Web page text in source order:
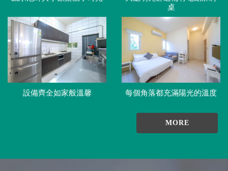
桌
設備齊全如家般溫馨 每個角落都充滿陽光的溫度
MORE